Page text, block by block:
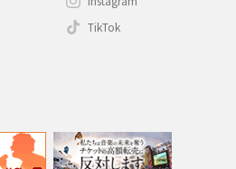
TikTok